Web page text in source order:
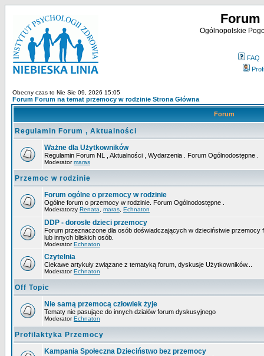
Forum
Ogólnopolskie
FAQ
Obecny czas to Nie Sie 09, 2026 15:05
Forum Forum na temat przemocy w rodzinie Strona Główna
Forum
Regulamin Forum , Aktualności
Ważne dla Użytkowników
Regulamin Forum NL , Aktualności , Wydarzenia . Forum Ogólnodostępne .
Moderatormaras
Przemoc w rodzinie
Forum ogólne o przemocy w rodzinie
Ogólne forum o przemocy w rodzinie. Forum Ogólnodostępne .
Moderatorzy Renata maras Echnaton
DDP - dorosłe dzieci przemocy
Forum przeznaczone dla osób doświadczających w dzieciństwie
lub innych bliskich osób.
ModeratorEchnaton
Czytelnia
Ciekawe artykuły związane z tematyką forum, dyskusje Użytkowników...
ModeratorEchnaton
Off Topic
Nie samą przemocą człowiek żyje
Tematy nie pasujące do innych działów forum dyskusyjnego
ModeratorEchnaton
Profilaktyka Przemocy
Kampania Społeczna Dzieciństwo bez przemocy